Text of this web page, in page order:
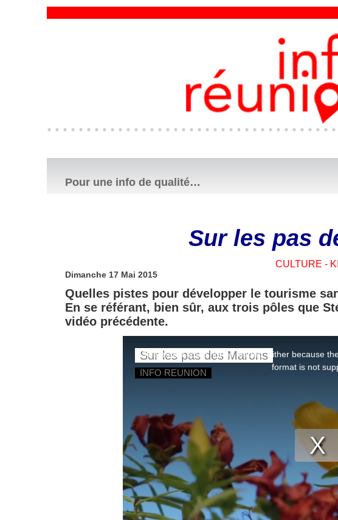
Pour une info de qualité…
Sur les pas
CULTURE -
Dimanche 17 Mai 2015
Quelles pistes pour développer le tourisme
En se référant, bien sûr, aux trois pôles que
vidéo précédente.